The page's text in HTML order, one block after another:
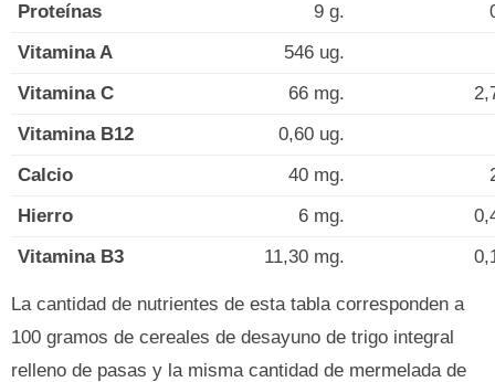
Proteínas
9 g.
Vitamina A
546 ug.
Vitamina C
66 mg.
Vitamina B12
0,60 ug.
Calcio
40 mg.
Hierro
6 mg.
Vitamina B3
11,30 mg.
La cantidad de nutrientes de esta tabla corresponden a
100 gramos de cereales de desayuno de trigo integral
relleno de pasas y la misma cantidad de mermelada de